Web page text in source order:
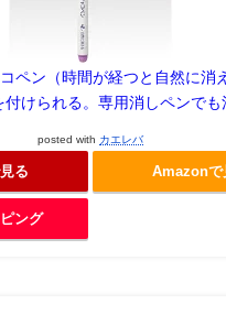
ペン（時間が経つと自然に消
けられる。専用消しペンでも
posted with カエレバ
る Amazonで
ング